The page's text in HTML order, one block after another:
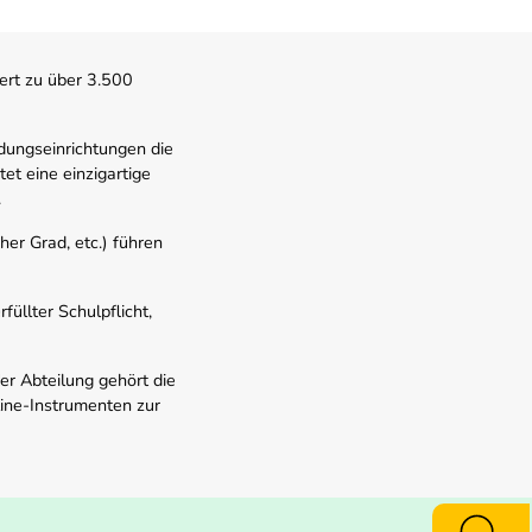
zu über 3.500
die
eine einzigartige
Grad, etc.) führen
Schulpflicht,
Abteilung gehört die
Instrumenten zur